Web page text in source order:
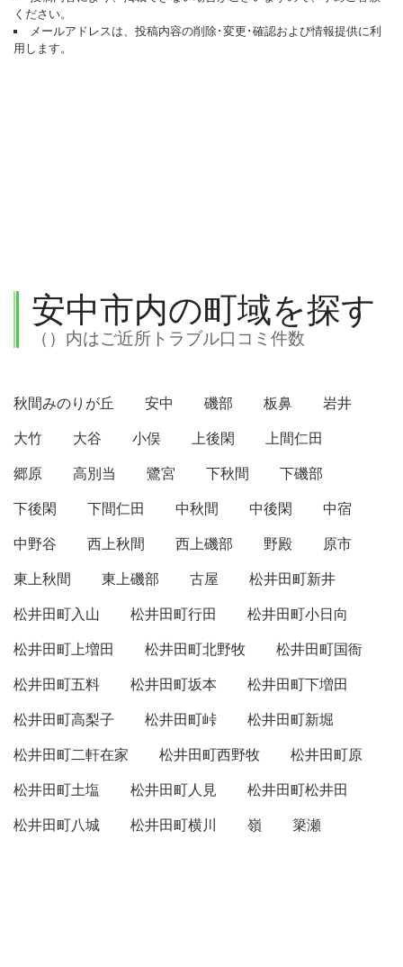
ください。
メールアドレスは、投稿内容の削除･変更･確認および情報提供に利
用します。
安中市内の町域を探す
（）内はご近所トラブル口コミ件数
秋間みのりが丘 安中 磯部 板鼻
岩井
大竹
大谷 小俣 上後閑
上間仁田
郷原
高別当 鷺宮 下秋間
下磯部
下後閑
下間仁田 中秋間 中後閑
中宿
中野谷
西上秋間 西上磯部 野殿
原市
東上秋間
東上磯部 古屋
松井田町新井
松井田町入山
松井田町行田
松井田町小日向
松井田町上増田
松井田町北野牧
松井田町国衙
松井田町五料
松井田町坂本
松井田町下増田
松井田町高梨子
松井田町峠
松井田町新堀
松井田町二軒在家
松井田町西野牧
松井田町原
松井田町土塩
松井田町人見
松井田町松井田
松井田町八城
松井田町横川 嶺 簗瀬